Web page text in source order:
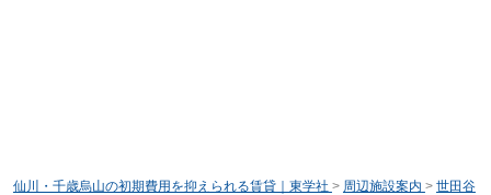
仙川・千歳烏山の初期費用を抑えられる賃貸｜東学社 > 周辺施設案内 > 世田谷